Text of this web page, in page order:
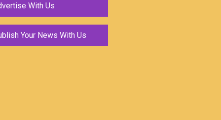
With Us
Your News With Us